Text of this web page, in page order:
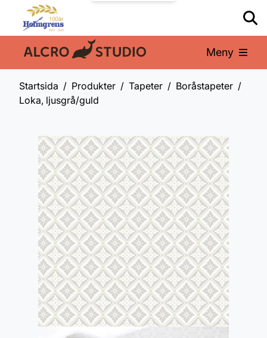
En del av: Meny
Startsida Produkter Tapeter
Boråstapeter
Loka, ljusgrå/guld